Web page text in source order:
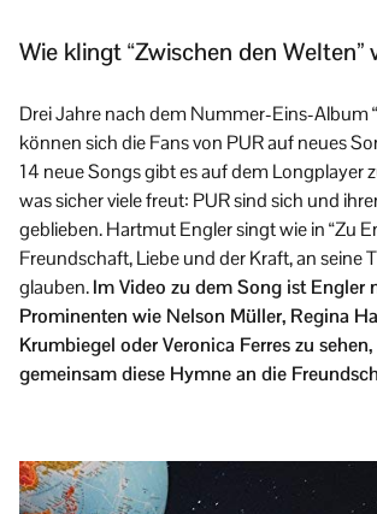
Wie klingt “Zwischen den Welten”
Drei Jahre nach dem Nummer-Eins-Album
können sich die Fans von PUR auf neues
14 neue Songs gibt es auf dem Longplayer
was sicher viele freut: PUR sind sich und
geblieben. Hartmut Engler singt wie in “Zu
Freundschaft, Liebe und der Kraft, an seine
glauben.Im Video zu dem Song ist Engler
Prominenten wie Nelson Müller, Regina
Krumbiegel oder Veronica Ferres zu
gemeinsam diese Hymne an die